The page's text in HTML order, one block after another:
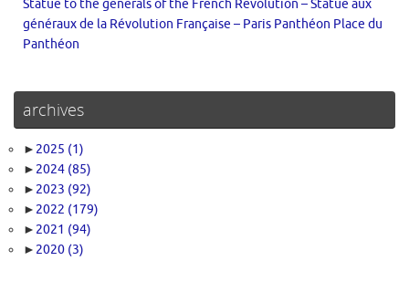
Statue to the generals of the French Revolution – Statue aux
généraux de la Révolution Française – Paris Panthéon Place du
Panthéon
archives
► 2025 (1)
► 2024 (85)
► 2023 (92)
► 2022 (179)
► 2021 (94)
► 2020 (3)